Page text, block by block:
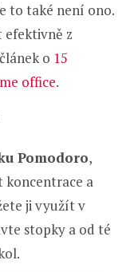
to také není ono.
efektivně z
o 15
office.
Pomodoro,
a
ji využít v
stopky a od té